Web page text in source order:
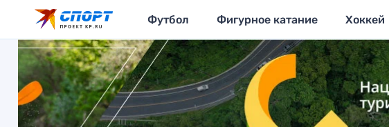
Футбол Фигурное катание Хоккей